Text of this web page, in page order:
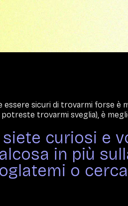
sicuri di trovarmi forse è
trovarmi sveglia), è
siete curiosi e
in più
o